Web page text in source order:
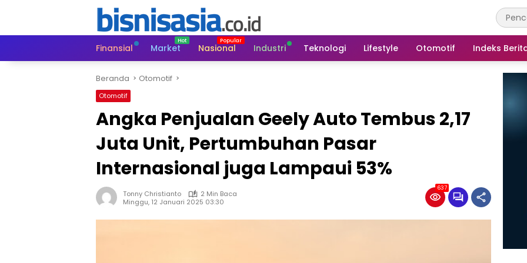
Finansial
Market Nasional Industri Teknologi Lifestyle Otomotif Indeks
Beranda Otomotif
Otomotif
Angka Penjualan Geely Auto Tembus 2,17
Juta Unit, Pertumbuhan Pasar
Internasional juga Lampaui 53%
Tonny Christianto
2 Min Baca
Minggu, 12 Januari 2025 03:30
637